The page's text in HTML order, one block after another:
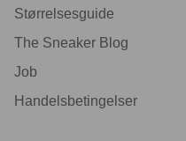
Størrelsesguide
The Sneaker Blog
Job
Handelsbetingelser